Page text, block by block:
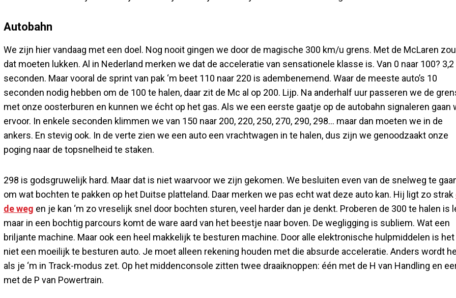
Autobahn
We zijn hier vandaag met een doel. Nog nooit gingen we door de magische 300 km/u grens. Met de McLaren zou
dat moeten lukken. Al in Nederland merken we dat de acceleratie van sensationele klasse is. Van 0 naar 100? 3,2
seconden. Maar vooral de sprint van pak ‘m beet 110 naar 220 is adembenemend. Waar de meeste auto’s 10
seconden nodig hebben om de 100 te halen, daar zit de Mc al op 200. Lijp. Na anderhalf uur passeren we de
met onze oosterburen en kunnen we écht op het gas. Als we een eerste gaatje op de autobahn signaleren gaan
ervoor. In enkele seconden klimmen we van 150 naar 200, 220, 250, 270, 290, 298… maar dan moeten we in de
ankers. En stevig ook. In de verte zien we een auto een vrachtwagen in te halen, dus zijn we genoodzaakt onze
poging naar de topsnelheid te staken.
298 is godsgruwelijk hard. Maar dat is niet waarvoor we zijn gekomen. We besluiten even van de snelweg te
om wat bochten te pakken op het Duitse platteland. Daar merken we pas echt wat deze auto kan. Hij ligt zo strak
de weg en je kan ‘m zo vreselijk snel door bochten sturen, veel harder dan je denkt. Proberen de 300 te halen is
maar in een bochtig parcours komt de ware aard van het beestje naar boven. De wegligging is subliem. Wat een
briljante machine. Maar ook een heel makkelijk te besturen machine. Door alle elektronische hulpmiddelen is het
niet een moeilijk te besturen auto. Je moet alleen rekening houden met die absurde acceleratie. Anders wordt
als je ‘m in Track-modus zet. Op het middenconsole zitten twee draaiknoppen: één met de H van Handling en
met de P van Powertrain.